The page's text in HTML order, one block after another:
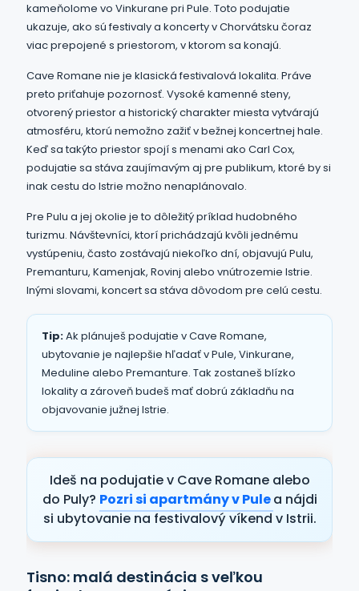
kameňolome vo Vinkurane pri Pule. Toto podujatie
ukazuje, ako sú festivaly a koncerty v Chorvátsku čoraz
viac prepojené s priestorom, v ktorom sa konajú.
Cave Romane nie je klasická festivalová lokalita. Práve
preto priťahuje pozornosť. Vysoké kamenné steny,
otvorený priestor a historický charakter miesta vytvárajú
atmosféru, ktorú nemožno zažiť v bežnej koncertnej hale.
Keď sa takýto priestor spojí s menami ako Carl Cox,
podujatie sa stáva zaujímavým aj pre publikum, ktoré by si
inak cestu do Istrie možno nenaplánovalo.
Pre Pulu a jej okolie je to dôležitý príklad hudobného
turizmu. Návštevníci, ktorí prichádzajú kvôli jednému
vystúpeniu, často zostávajú niekoľko dní, objavujú Pulu,
Premanturu, Kamenjak, Rovinj alebo vnútrozemie Istrie.
Inými slovami, koncert sa stáva dôvodom pre celú cestu.
Tip:Ak plánuješ podujatie v Cave Romane,
ubytovanie je najlepšie hľadať v Pule, Vinkurane,
Meduline alebo Premanture. Tak zostaneš blízko
lokality a zároveň budeš mať dobrú základňu na
objavovanie južnej Istrie.
Ideš na podujatie v Cave Romane alebo
do Puly? Pozri si apartmány v Pulea nájdi
si ubytovanie na festivalový víkend v Istrii.
Tisno: malá destinácia s veľkou